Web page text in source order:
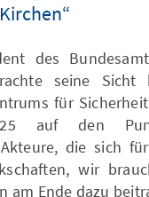
des
seine
für
auf den
die sich
wir
am Ende dazu